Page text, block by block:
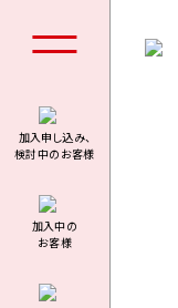
加入申し込み、
検討中のお客様
加⼊中の
お客様